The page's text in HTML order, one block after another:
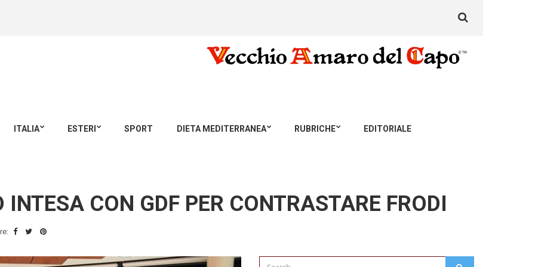
ITALIA ESTERI SPORT DIETA MEDITERRANEA RUBRICHE EDITORIALE
for:
CON GDF PER CONTRASTARE FRODI
Search